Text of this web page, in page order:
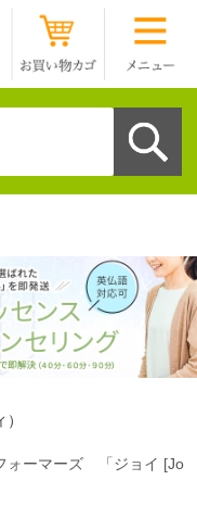
ォーマーズ 「ジョイ [Jo